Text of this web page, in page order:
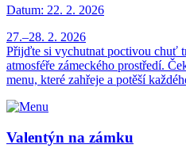
Datum: 22. 2. 2026
27.–28. 2. 2026
Přijďte si vychutnat poctivou chuť
atmosféře zámeckého prostředí.
menu, které zahřeje a potěší
Valentýn na zámku